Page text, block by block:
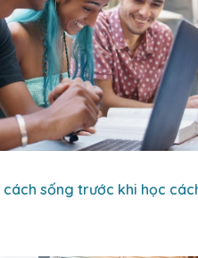
sống trước khi học